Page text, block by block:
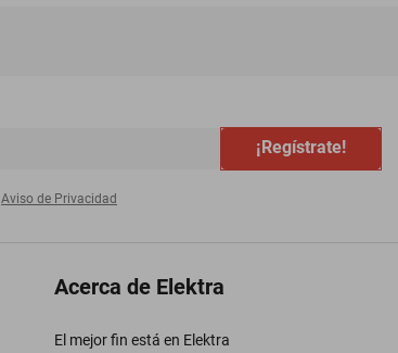
¡Regístrate!
Aviso de Privacidad
Acerca de Elektra
El mejor fin está en Elektra